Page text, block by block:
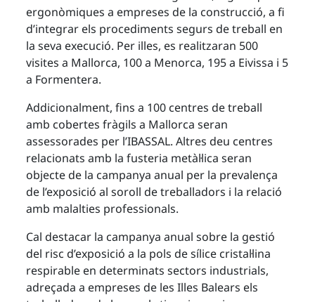
ergonòmiques a empreses de la construcció, a fi
d’integrar els procediments segurs de treball en
la seva execució. Per illes, es realitzaran 500
visites a Mallorca, 100 a Menorca, 195 a Eivissa i 5
a Formentera.
Addicionalment, fins a 100 centres de treball
amb cobertes fràgils a Mallorca seran
assessorades per l’IBASSAL. Altres deu centres
relacionats amb la fusteria metàl·lica seran
objecte de la campanya anual per la prevalença
de l’exposició al soroll de treballadors i la relació
amb malalties professionals.
Cal destacar la campanya anual sobre la gestió
del risc d’exposició a la pols de sílice cristal·lina
respirable en determinats sectors industrials,
adreçada a empreses de les Illes Balears els